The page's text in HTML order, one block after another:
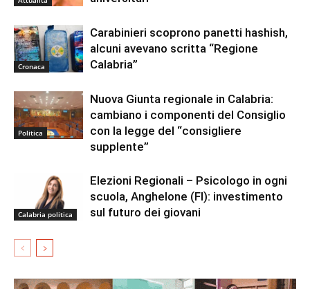
Cronaca
Carabinieri scoprono panetti hashish,
alcuni avevano scritta “Regione
Calabria”
Politica
Nuova Giunta regionale in Calabria:
cambiano i componenti del Consiglio
con la legge del “consigliere
supplente”
Calabria politica
Elezioni Regionali – Psicologo in ogni
scuola, Anghelone (FI): investimento
sul futuro dei giovani